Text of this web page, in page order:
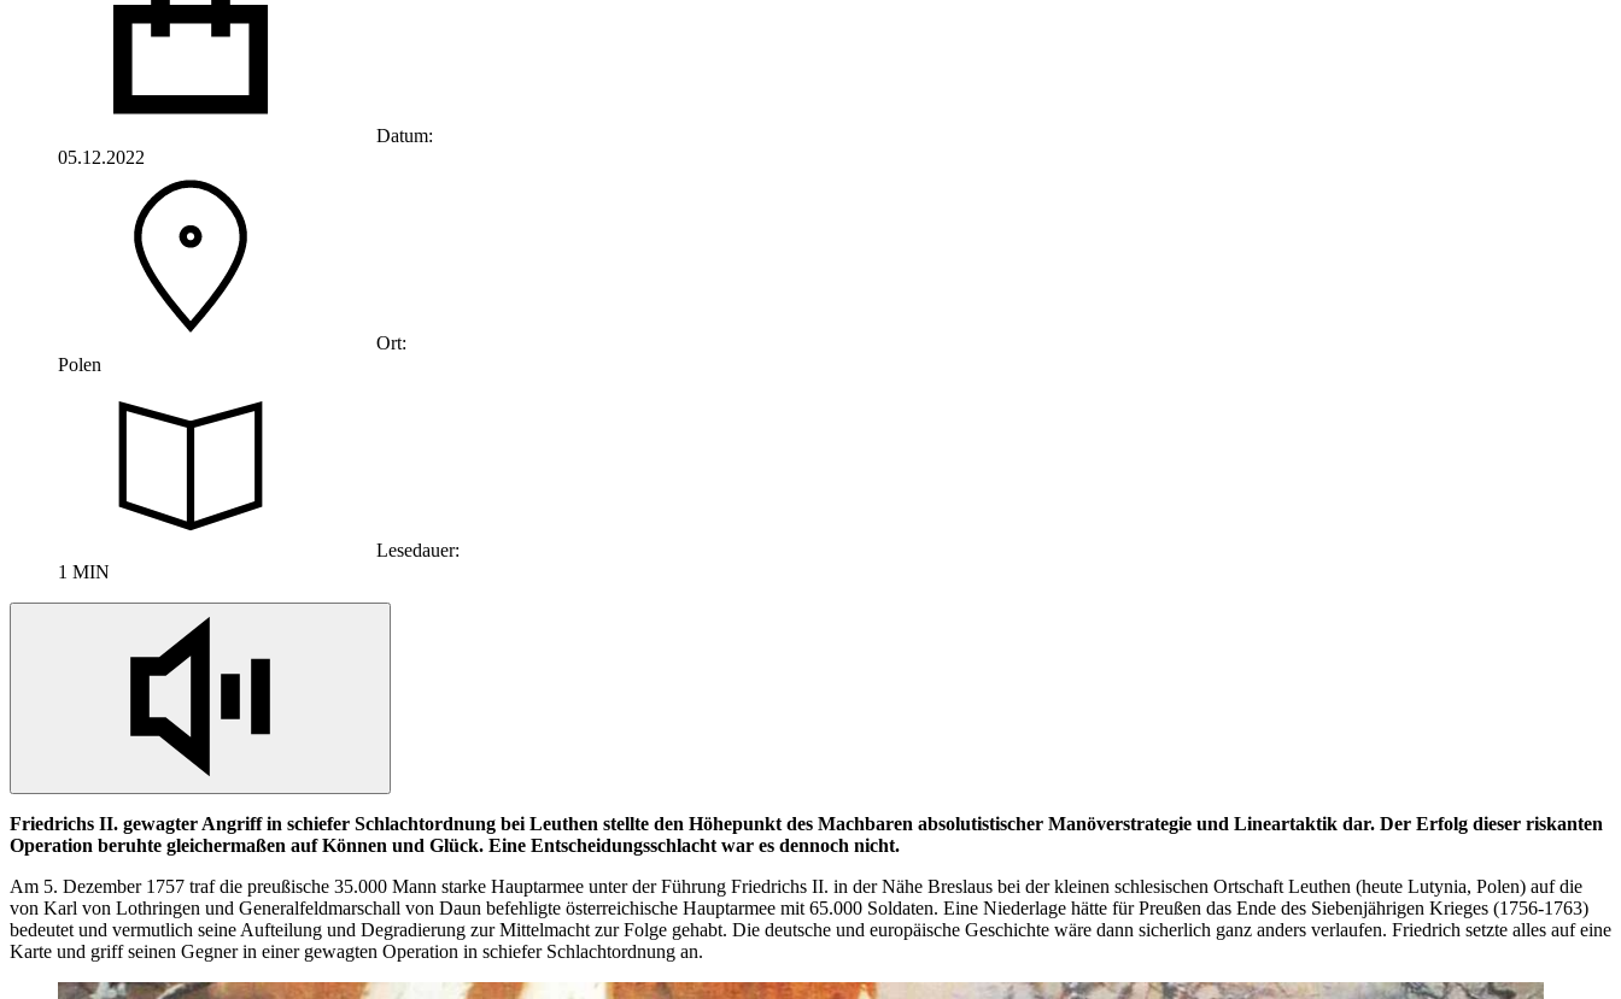
Datum:
05.12.2022
Ort:
Polen
Lesedauer:
1 MIN
Friedrichs II. gewagter Angriffin schiefer Schlachtordnung bei Leuthen stellte den Höhepunkt des Machbaren absolutistischer Manöverstrategie und Lineartaktik dar. Der Erfolg dieser riskanten
Operation beruhte gleichermaßen auf Können und Glück. Eine Entscheidungsschlacht war es dennoch nicht.
Am 5. Dezember 1757 traf die preußische 35.000 Mann starke Hauptarmee unter der Führung Friedrichs II. in der Nähe Breslaus bei der kleinen schlesischen Ortschaft Leuthen (heute Lutynia, Polen) auf die
von Karl von Lothringen und Generalfeldmarschall von Daun befehligte österreichische Hauptarmee mit 65.000 Soldaten. Eine Niederlage hätte für Preußen das Ende des Siebenjährigen Krieges (1756-1763)
bedeutet und vermutlich seine Aufteilung und Degradierung zur Mittelmacht zur Folge gehabt. Die deutsche und europäische Geschichte wäre dann sicherlich ganz anders verlaufen. Friedrich setzte alles auf eine
Karte und griff seinen Gegnerin einer gewagten Operation in schiefer Schlachtordnung an.